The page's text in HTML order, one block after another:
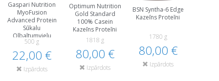
Gaspari Nutrition
MyoFusion
Advanced Protein
Sūkalu
Olbaltumvielu
Koncentrāts, WPC
Kazeīns Proteīni
500 g
22,00 €
Izpārdots
Optimum Nutrition
Gold Standard
100% Casein
Kazeīns Proteīni
1818 g
80,00 €
Izpārdots
BSN Syntha-6 Edge
Kazeīns Proteīni
1780 g
80,00 €
Izpārdots